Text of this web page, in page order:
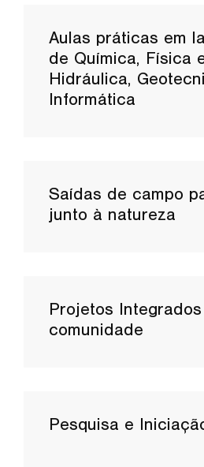
Aulas práticas em
de Química, Física
Hidráulica,
Informática
Saídas de campo
junto à natureza
Projetos
comunidade
Pesquisa e